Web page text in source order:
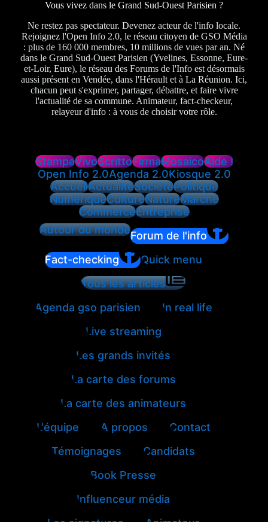
Vous vivez dans le Grand Sud-Ouest Parisien ?
Ne restez pas spectateur. Devenez acteur de l'info locale.
Rejoignez l'Open Info 2.0, le réseau citoyen de GSO Média
: plus de 160 000 membres, 10 millions de vues par an. Né
dans le Grand Sud-Ouest Parisien (Yvelines, Essonne, Eure-
et-Loir, Eure), le réseau des Forums de l'Info est désormais
aussi présent en Vendée, dans l'Hérault et à La Réunion. Ici,
chacun peut s'exprimer, partager, débattre, et faire vivre
l'actualité de sa commune. Animateur, fact-checkeur,
relayeur d'info : à vous de choisir votre rôle.
StampaVivoScrittoFirmaMosaicoAide !
Open Info 2.0Agenda 2.0Kiosque 2.0
AccueilActualitéSociétéPolitique
NumériqueCultureNatureMarché
CommerceEntreprise
Autour du mondeForum de l'info
Fact-checking
Quick menu
Tous les articles
Agenda gso parisien
In real life
Live streaming
Les grands invités
La carte des forums
La carte des animateurs
L'équipe
A propos
Contact
Témoignages
Candidats
Book Presse
Influenceur média